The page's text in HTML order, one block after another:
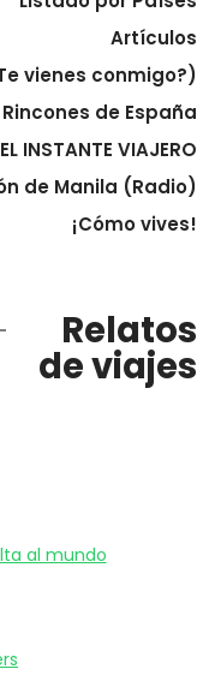
Artículos
vienes conmigo?)
Rincones de España
EL INSTANTE VIAJERO
de Manila (Radio)
¡Cómo vives!
Relatos
de viajes